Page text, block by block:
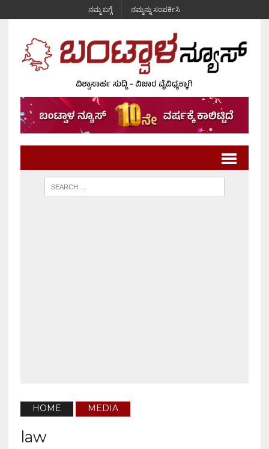
ನಮ್ಮ ಬಗ್ಗೆ ನಮ್ಮನ್ನು ಸಂಪರ್ಕಿಸಿ
HOME MEDIA
law